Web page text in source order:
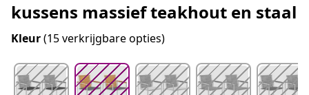
kussens massief teakhout en staal
Kleur(15 verkrijgbare opties)